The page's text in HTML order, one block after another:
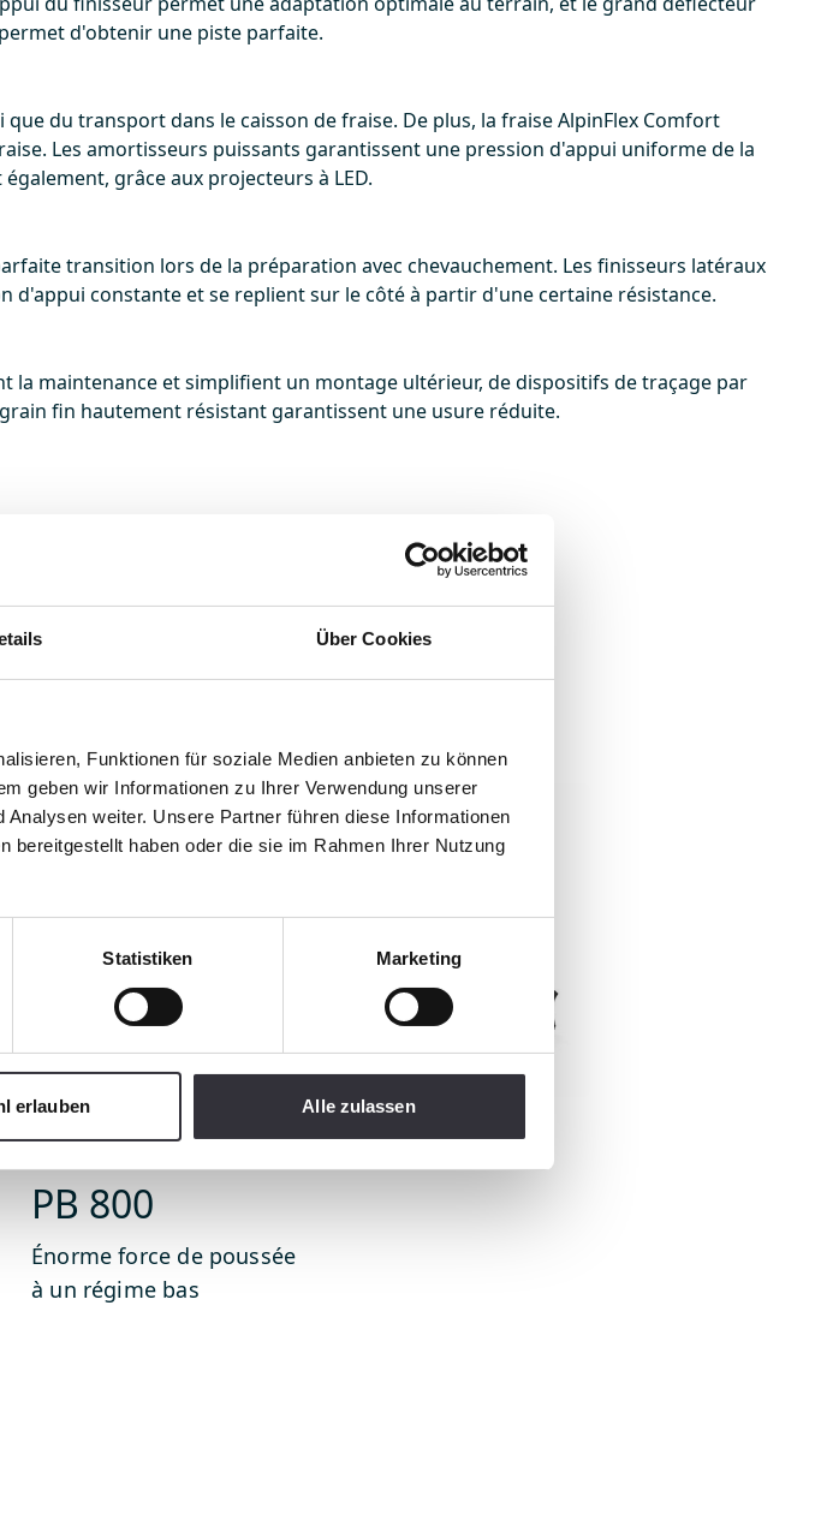
Über Cookies
Funktionen für soziale Medien anbieten zu können
geben wir Informationen zu Ihrer Verwendung unserer
weiter. Unsere Partner führen diese Informationen
bereitgestellt haben oder die sie im Rahmen Ihrer Nutzung
Statistiken Marketing
erlauben Alle zulassen
d'obtenir une piste parfaite.
du transport dans le caisson de fraise. De plus, la fraise AlpinFlex Comfort
Les amortisseurs puissants garantissent une pression d'appui uniforme de la
grâce aux projecteurs à LED.
transition lors de la préparation avec chevauchement. Les finisseurs latéraux
constante et se replient sur le côté à partir d'une certaine résistance.
la maintenance et simplifient un montage ultérieur, de dispositifs de traçage par
fin hautement résistant garantissent une usure réduite.
assortis
PistenBully
PB 800
Énorme force de poussée
à un régime bas